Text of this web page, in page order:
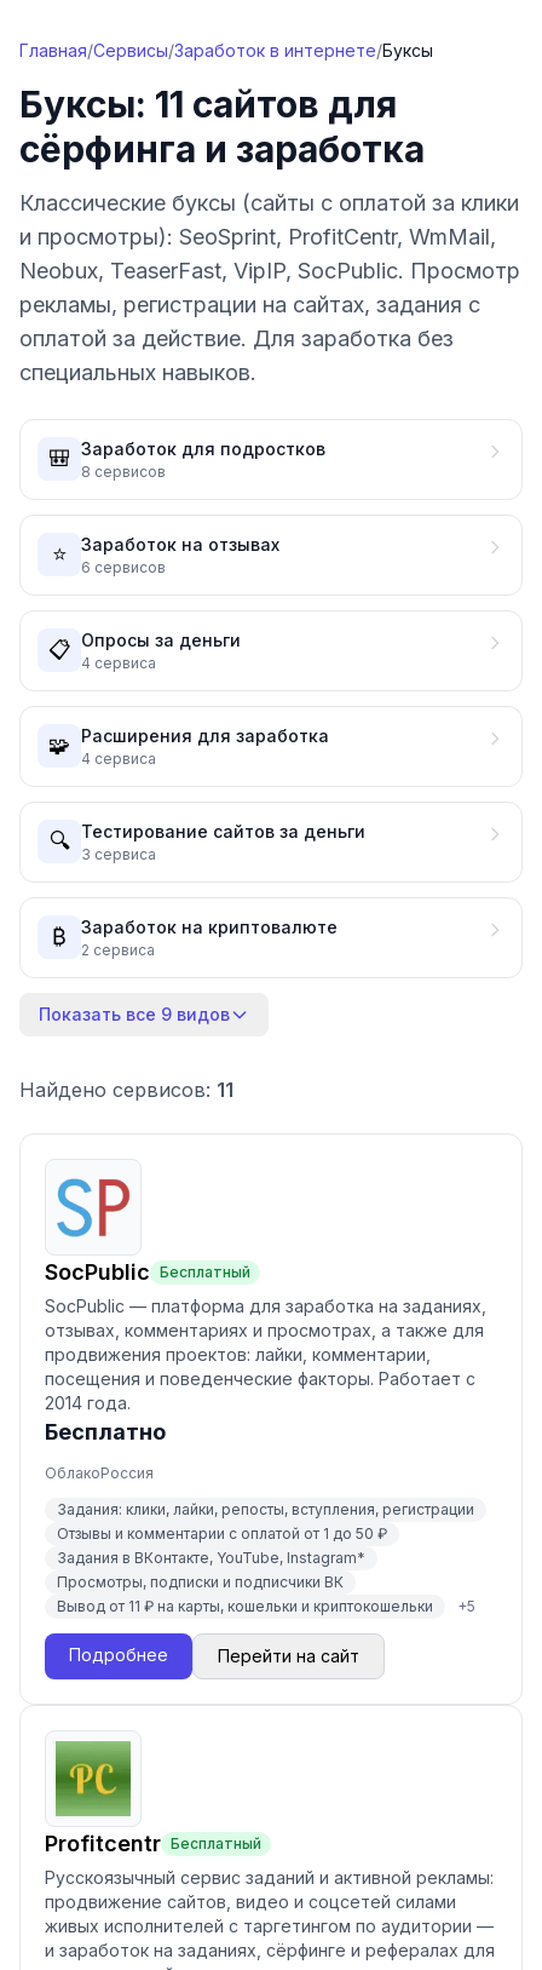
Главная/Сервисы/Заработок в интернете/Буксы
Буксы: 11 сайтов для
сёрфинга и заработка
Классические буксы (сайты с оплатой за клики
и просмотры): SeoSprint, ProfitCentr, WmMail,
Neobux, TeaserFast, VipIP, SocPublic. Просмотр
рекламы, регистрации на сайтах, задания с
оплатой за действие. Для заработка без
специальных навыков.
🎒 Заработок для подростков
8 сервисов
⭐ Заработок на отзывах
6 сервисов
📋 Опросы за деньги
4 сервиса
🧩 Расширения для заработка
4 сервиса
🔍 Тестирование сайтов за деньги
3 сервиса
₿ Заработок на криптовалюте
2 сервиса
Показать все 9 видов
Найдено сервисов: 11
SocPublic Бесплатный
SocPublic — платформа для заработка на заданиях,
отзывах, комментариях и просмотрах, а также для
продвижения проектов: лайки, комментарии,
посещения и поведенческие факторы. Работает с
2014 года.
Бесплатно
ОблакоРоссия
Задания: клики, лайки, репосты, вступления, регистрации
Отзывы и комментарии с оплатой от 1 до 50 ₽
Задания в ВКонтакте, YouTube, Instagram*
Просмотры, подписки и подписчики ВК
Вывод от 11 ₽ на карты, кошельки и криптокошельки
+5
Подробнее Перейти на сайт
Profitcentr Бесплатный
Русскоязычный сервис заданий и активной рекламы:
продвижение сайтов, видео и соцсетей силами
живых исполнителей с таргетингом по аудитории —
и заработок на заданиях, сёрфинге и рефералах для